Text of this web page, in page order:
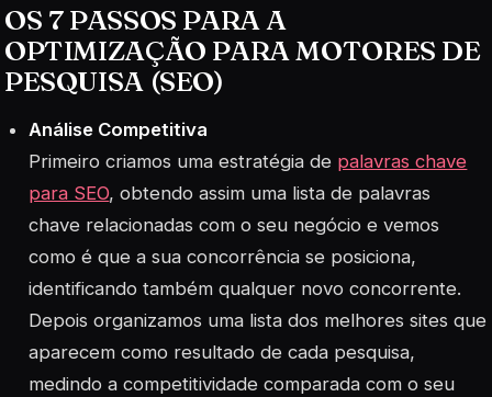
OS 7 PASSOS PARA A
OPTIMIZAÇÃO PARA MOTORES DE
PESQUISA (SEO)
Análise Competitiva
Primeiro criamos uma estratégia de palavras chave
para SEO, obtendo assim uma lista de palavras
chave relacionadas com o seu negócio e vemos
como é que a sua concorrência se posiciona,
identificando também qualquer novo concorrente.
Depois organizamos uma lista dos melhores sites que
aparecem como resultado de cada pesquisa,
medindo a competitividade comparada com o seu